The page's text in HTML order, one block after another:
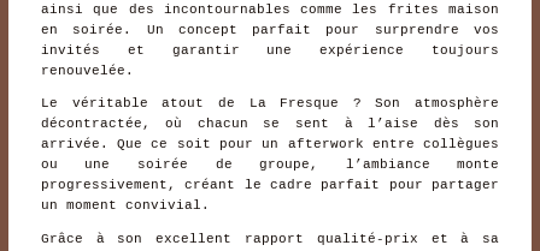
ainsi que des incontournables comme les frites maison
en soirée. Un concept parfait pour surprendre vos
invités et garantir une expérience toujours
renouvelée.
Le véritable atout de La Fresque ? Son atmosphère
décontractée, où chacun se sent à l’aise dès son
arrivée. Que ce soit pour un afterwork entre collègues
ou une soirée de groupe, l’ambiance monte
progressivement, créant le cadre parfait pour partager
un moment convivial.
Grâce à son excellent rapport qualité-prix et à sa